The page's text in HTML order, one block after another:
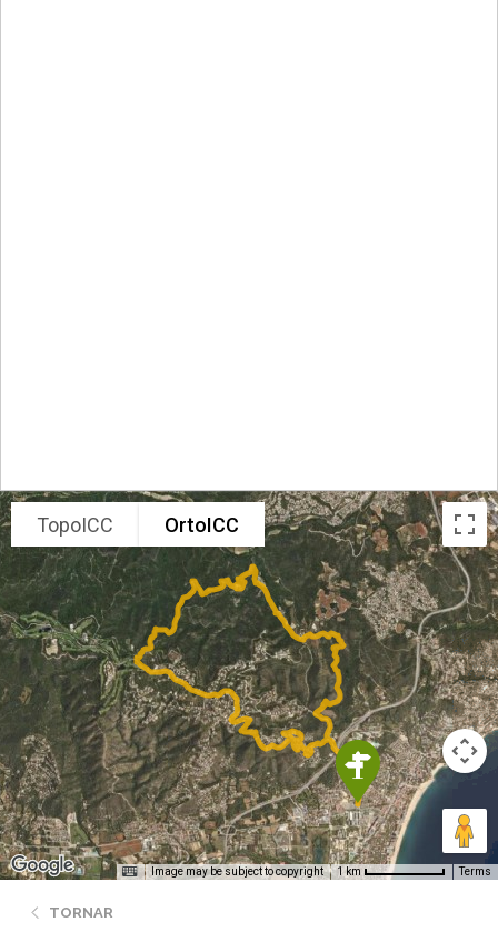
TopoICC OrtoICC
Image may be subject to copyright 1 km Terms
TORNAR